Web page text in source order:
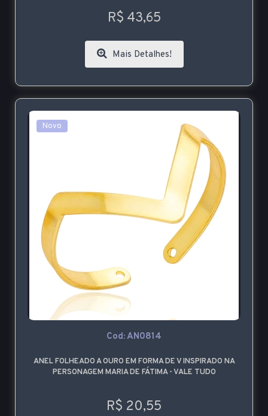
R$ 43,65
Mais Detalhes!
Novo
Cod: AN0814
ANEL FOLHEADO A OURO EM FORMA DE V INSPIRADO NA
PERSONAGEM MARIA DE FÁTIMA - VALE TUDO
R$ 20,55